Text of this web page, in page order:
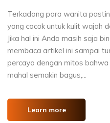
Terkadang para wanita
yang cocok untuk kulit wajah
Jika hal ini Anda masih saja
membaca artikel ini sampai
percaya dengan mitos bahwa
mahal semakin bagus,...
Learn more